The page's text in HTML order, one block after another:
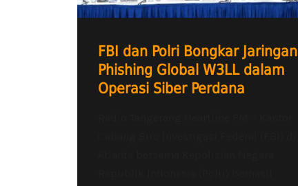
FBI dan Polri Bongkar Jaringan
Phishing Global W3LL dalam
Operasi Siber Perdana